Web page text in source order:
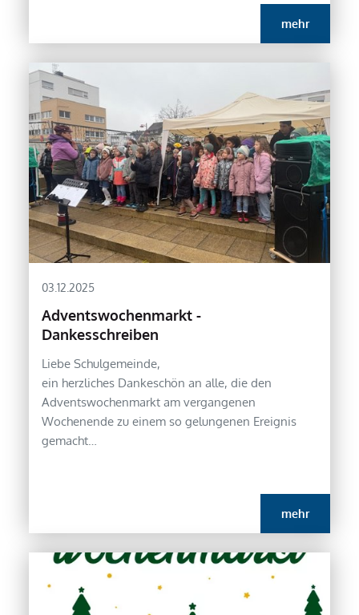
mehr
03.12.2025
Adventswochenmarkt -
Dankesschreiben
Liebe Schulgemeinde,
ein herzliches Dankeschön an alle, die den
Adventswochenmarkt am vergangenen
Wochenende zu einem so gelungenen Ereignis
gemacht…
mehr